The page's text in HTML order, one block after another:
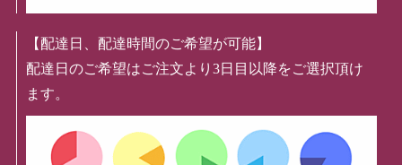
【配達日、配達時間のご希望が可能】
配達日のご希望はご注文より3日目以降をご選択頂け
ます。